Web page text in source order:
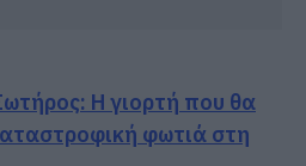
Η γιορτή που θα
φωτιά στη